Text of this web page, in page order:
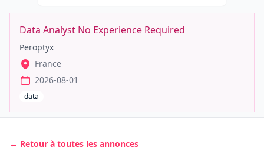
Data Analyst No Experience Required
Peroptyx
France
2026-08-01
data
← Retour à toutes les annonces